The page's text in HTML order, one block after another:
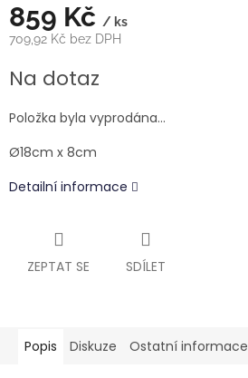
859 Kč / ks
709,92 Kč bez DPH
cena:
Na dotaz
Položka byla vyprodána…
Ø18cm x 8cm
Detailní informace
ZEPTAT SE SDÍLET
Popis Diskuze Ostatní informace